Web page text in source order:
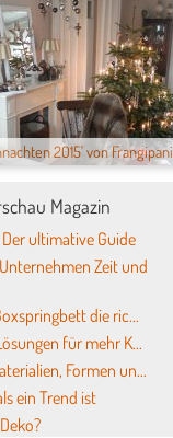
2015' von Frangipani
Magazin
ultimative Guide
Zeit und
die ric...
für mehr K...
Formen un...
ein Trend ist